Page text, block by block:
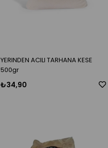
YERINDEN ACILI TARHANA KESE
500gr
₺34,90